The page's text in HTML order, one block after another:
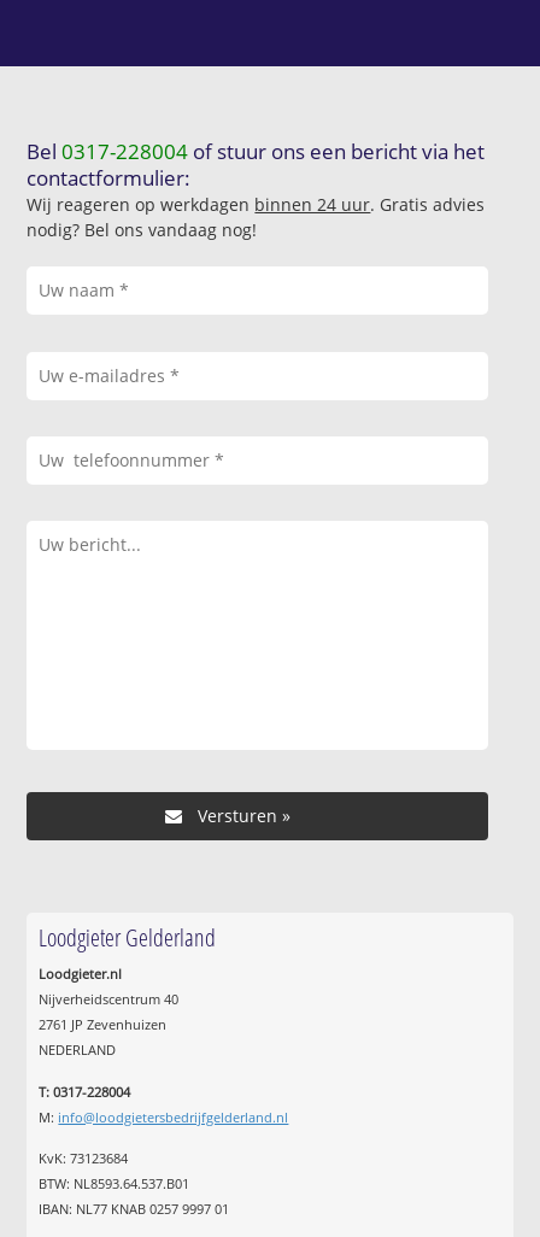
Bel0317-228004 of stuur ons een bericht via het
contactformulier:
Wij reageren op werkdagen binnen 24 uur. Gratis advies
nodig? Bel ons vandaag nog!
Loodgieter Gelderland
Loodgieter.nl
Nijverheidscentrum 40
2761 JP Zevenhuizen
NEDERLAND
T: 0317-228004
M: info@loodgietersbedrijfgelderland.nl
KvK: 73123684
BTW: NL8593.64.537.B01
IBAN: NL77 KNAB 0257 9997 01